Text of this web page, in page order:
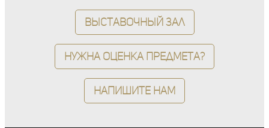
Выставочный зал
Нужна оценка предмета?
Напишите нам